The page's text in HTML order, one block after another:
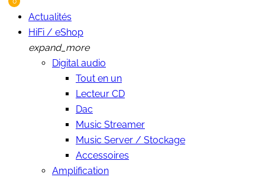
Actualités
HiFi / eShop
expand_more
Digital audio
Tout en un
Lecteur CD
Dac
Music Streamer
Music Server / Stockage
Accessoires
Amplification